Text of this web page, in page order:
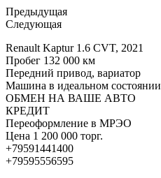
Предыдущая
Следующая
Renault Kaptur 1.6 CVT, 2021
Пробег 132 000 км
Передний привод, вариатор
Машина в идеальном состоянии
ОБМЕН НА ВАШЕ АВТО
КРЕДИТ
Переоформление в МРЭО
Цена 1 200 000 торг.
+79591441400
+79595556595